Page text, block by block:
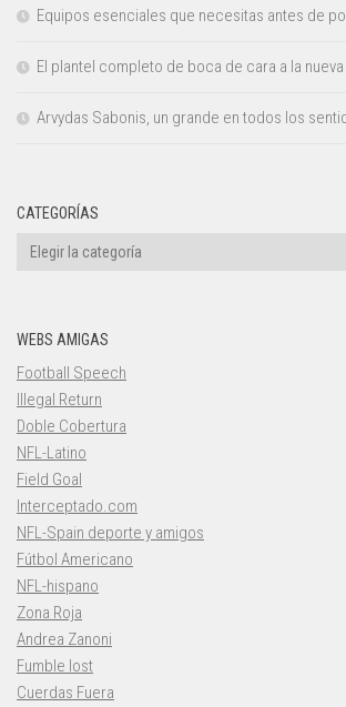
Equipos esenciales que necesitas antes de
El plantel completo de boca de cara a la
Arvydas Sabonis, un grande en todos los
CATEGORÍAS
Categorías
WEBS AMIGAS
Football Speech
Illegal Return
Doble Cobertura
NFL-Latino
Field Goal
Interceptado.com
NFL-Spain deporte y amigos
Fútbol Americano
NFL-hispano
Zona Roja
Andrea Zanoni
Fumble lost
Cuerdas Fuera